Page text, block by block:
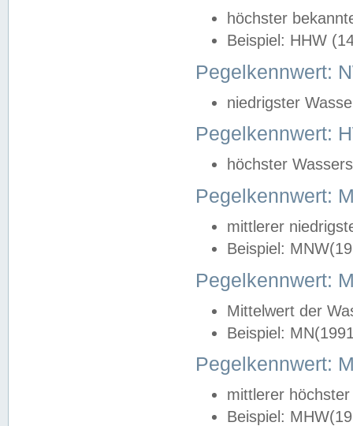
höchster
Beispiel: HHW
Pegelkennwert:
niedrigster
Pegelkennwert:
höchster
Pegelkennwert:
mittlerer
Beispiel:
Pegelkennwert:
Mittelwert der
Beispiel:
Pegelkennwert:
mittlerer
Beispiel: